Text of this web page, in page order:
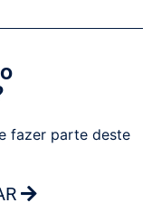
fazer parte deste